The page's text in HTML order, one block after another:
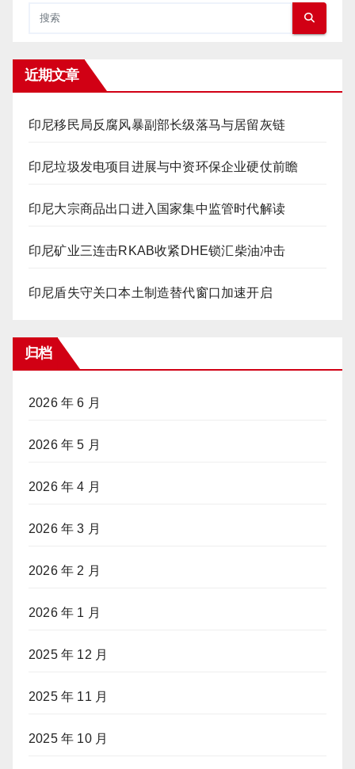
近期文章
印尼移民局反腐风暴副部长级落马与居留灰链
印尼垃圾发电项目进展与中资环保企业硬仗前瞻
印尼大宗商品出口进入国家集中监管时代解读
印尼矿业三连击RKAB收紧DHE锁汇柴油冲击
印尼盾失守关口本土制造替代窗口加速开启
归档
2026 年 6 月
2026 年 5 月
2026 年 4 月
2026 年 3 月
2026 年 2 月
2026 年 1 月
2025 年 12 月
2025 年 11 月
2025 年 10 月